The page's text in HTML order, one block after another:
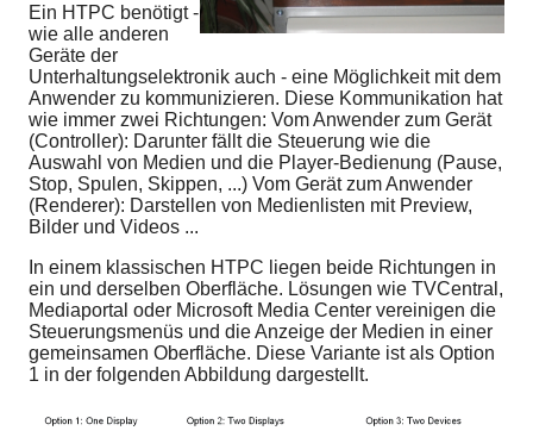
Ein HTPC benötigt -
wie alle anderen
Geräte der
Unterhaltungselektronik auch - eine Möglichkeit mit dem
Anwender zu kommunizieren. Diese Kommunikation hat
wie immer zwei Richtungen: Vom Anwender zum Gerät
(Controller): Darunter fällt die Steuerung wie die
Auswahl von Medien und die Player-Bedienung (Pause,
Stop, Spulen, Skippen, ...) Vom Gerät zum Anwender
(Renderer): Darstellen von Medienlisten mit Preview,
Bilder und Videos ...
In einem klassischen HTPC liegen beide Richtungen in
ein und derselben Oberfläche. Lösungen wie TVCentral,
Mediaportal oder Microsoft Media Center vereinigen die
Steuerungsmenüs und die Anzeige der Medien in einer
gemeinsamen Oberfläche. Diese Variante ist als Option
1 in der folgenden Abbildung dargestellt.